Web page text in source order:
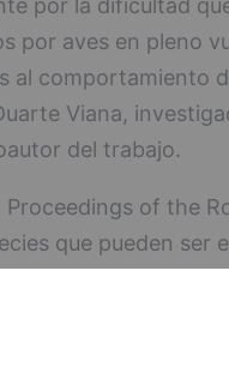
por la dificultad
por aves en pleno
al comportamiento
Viana,
del trabajo.
of the
que pueden ser
de más de 300
entre Canarias
que pertenecían